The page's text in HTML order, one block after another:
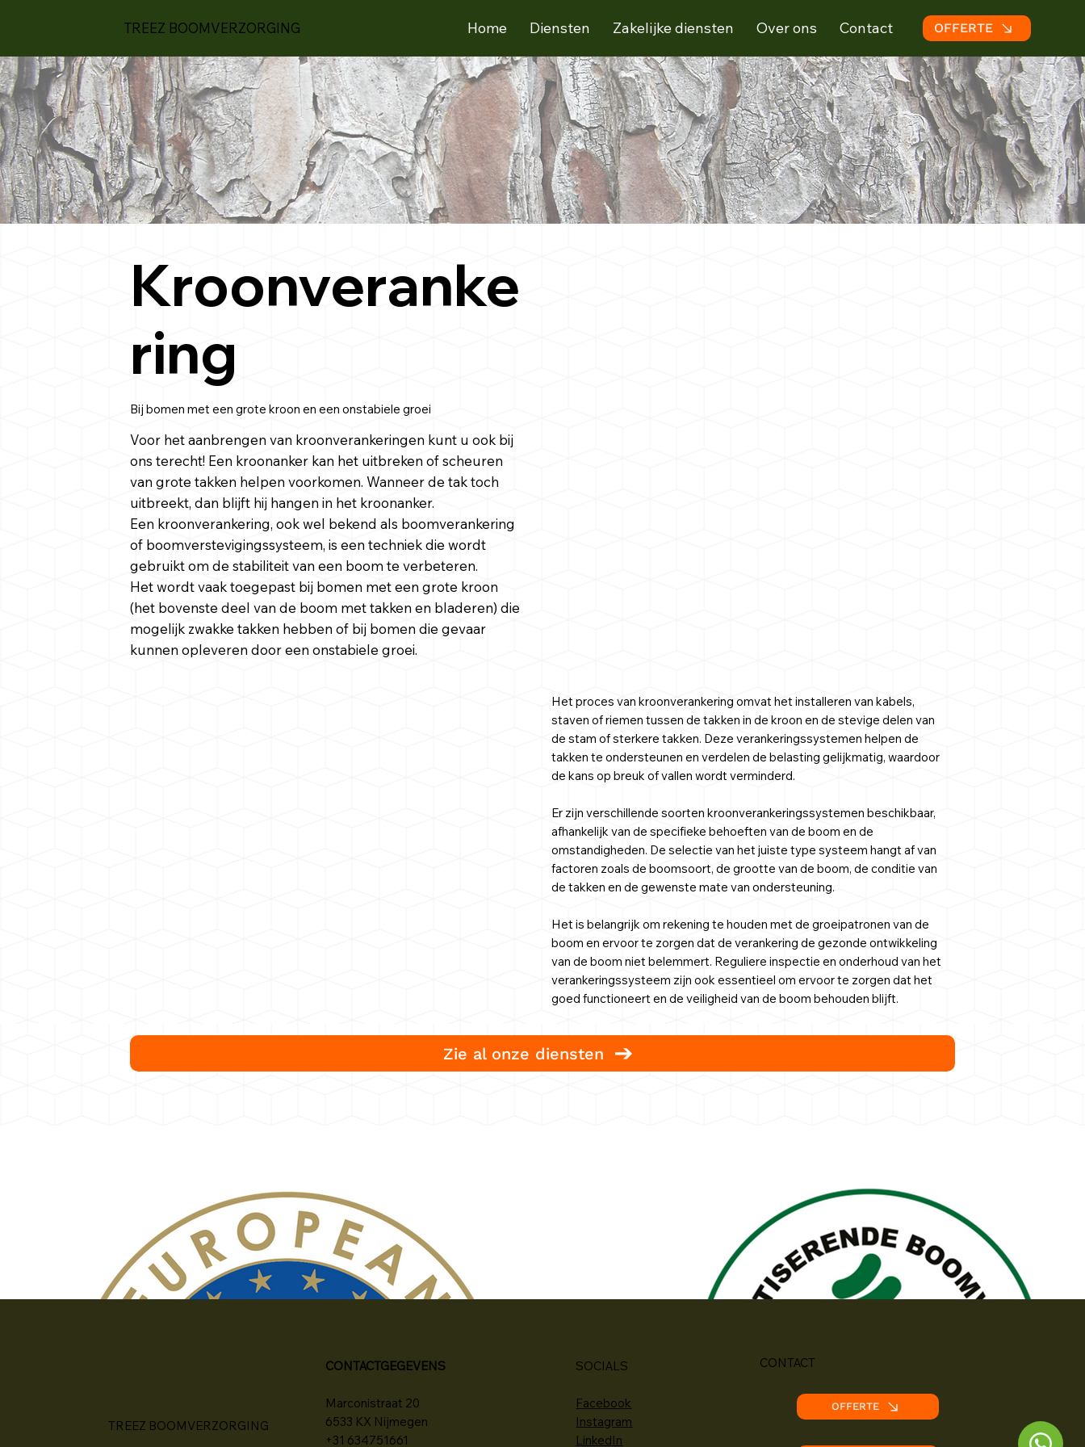
TREEZ BOOMVERZORGING Home Diensten Zakelijke diensten Over ons Contact OFFERTE
Kroonveranke
ring
Bij bomen met een grote kroon en een onstabiele groei
Voor het aanbrengen van kroonverankeringen kunt u ook bij
ons terecht! Een kroonanker kan het uitbreken of scheuren
van grote takken helpen voorkomen. Wanneer de tak toch
uitbreekt, dan blijft hij hangen in het kroonanker.
Een kroonverankering, ook wel bekend als boomverankering
of boomverstevigingssysteem, is een techniek die wordt
gebruikt om de stabiliteit van een boom te verbeteren.
Het wordt vaak toegepast bij bomen met een grote kroon
(het bovenste deel van de boom met takken en bladeren) die
mogelijk zwakke takken hebben of bij bomen die gevaar
kunnen opleveren door een onstabiele groei.
Het proces van kroonverankering omvat het installeren van kabels,
staven of riemen tussen de takken in de kroon en de stevige delen van
de stam of sterkere takken. Deze verankeringssystemen helpen de
takken te ondersteunen en verdelen de belasting gelijkmatig, waardoor
de kans op breuk of vallen wordt verminderd.
Er zijn verschillende soorten kroonverankeringssystemen beschikbaar,
afhankelijk van de specifieke behoeften van de boom en de
omstandigheden. De selectie van het juiste type systeem hangt af van
factoren zoals de boomsoort, de grootte van de boom, de conditie van
de takken en de gewenste mate van ondersteuning.
Het is belangrijk om rekening te houden met de groeipatronen van de
boom en ervoor te zorgen dat de verankering de gezonde ontwikkeling
van de boom niet belemmert. Reguliere inspectie en onderhoud van het
verankeringssysteem zijn ook essentieel om ervoor te zorgen dat het
goed functioneert en de veiligheid van de boom behouden blijft.
Zie al onze diensten
TREEZ BOOMVERZORGING
SOCIALS
Facebook
Instagram
LinkedIn
CONTACTGEGEVENS
Marconistraat 20
6533 KX Nijmegen
+31 634751661
CONTACT
OFFERTE